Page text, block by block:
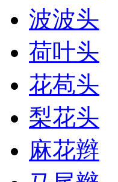
波波头
荷叶头
花苞头
梨花头
麻花辫